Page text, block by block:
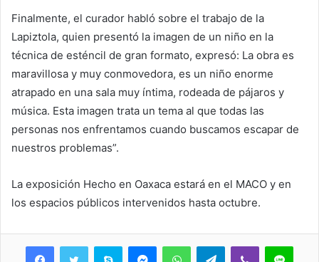
Finalmente, el curador habló sobre el trabajo de la
Lapiztola, quien presentó la imagen de un niño en la
técnica de esténcil de gran formato, expresó: La obra es
maravillosa y muy conmovedora, es un niño enorme
atrapado en una sala muy íntima, rodeada de pájaros y
música. Esta imagen trata un tema al que todas las
personas nos enfrentamos cuando buscamos escapar de
nuestros problemas”.
La exposición Hecho en Oaxaca estará en el MACO y en
los espacios públicos intervenidos hasta octubre.
Skype MessengerWhatsAppTelegramViber Line